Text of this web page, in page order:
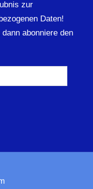
zur
Daten!
abonniere den